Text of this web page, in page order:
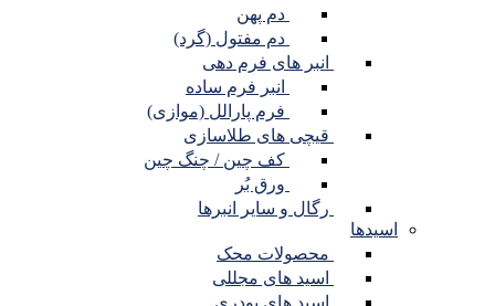
دم پهن
دم مفتول (گرد)
انبر های فرم دهی
انبر فرم ساده
فرم پارالل (موازی)
قیچی های طلاسازی
کف چین / چنگ چین
ورق بُر
رگال و سایر انبرها
اسیدها
محصولات محک
اسید های مجللی
اسید های پودری